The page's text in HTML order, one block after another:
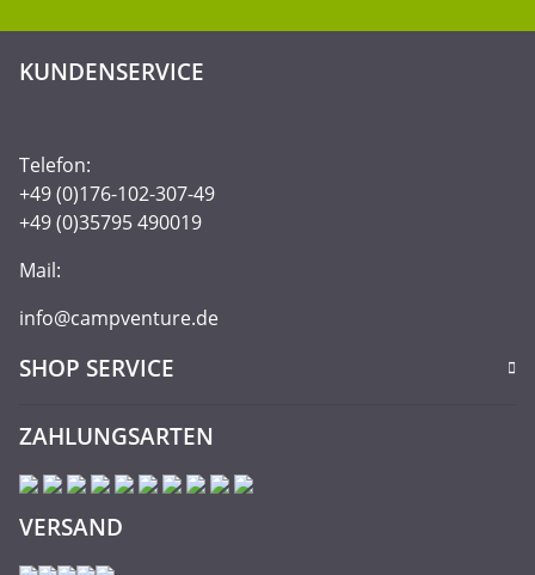
KUNDENSERVICE
Telefon:
+49 (0)176-102-307-49
+49 (0)35795 490019
Mail:
info@campventure.de
SHOP SERVICE
ZAHLUNGSARTEN
VERSAND